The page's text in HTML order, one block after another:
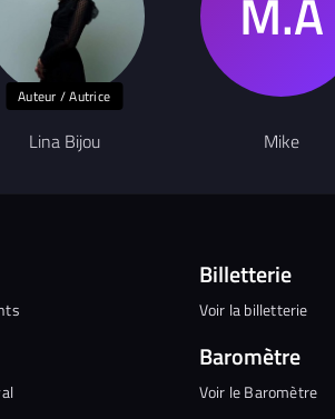
Auteur / Autrice
Lina Bijou Mike
Billetterie
Voir la billetterie
Baromètre
Voir le Baromètre